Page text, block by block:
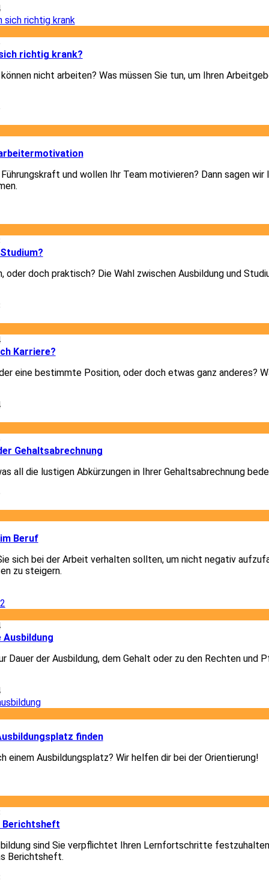
richtig krank?
nicht arbeiten? Was müssen Sie tun, um Ihren
und wollen Ihr Team motivieren? Dann sagen wir
oder doch praktisch? Die Wahl zwischen Ausbildung und
Karriere?
eine bestimmte Position, oder doch etwas ganz anderes?
Gehaltsabrechnung
all die lustigen Abkürzungen in Ihrer Gehaltsabrechnung
Beruf
sich bei der Arbeit verhalten sollten, um nicht negativ
zu steigern.
Ausbildung
Dauer der Ausbildung, dem Gehalt oder zu den Rechten und
finden
einem Ausbildungsplatz? Wir helfen dir bei der Orientierung!
Berichtsheft
sind Sie verpflichtet Ihren Lernfortschritte
Berichtsheft.